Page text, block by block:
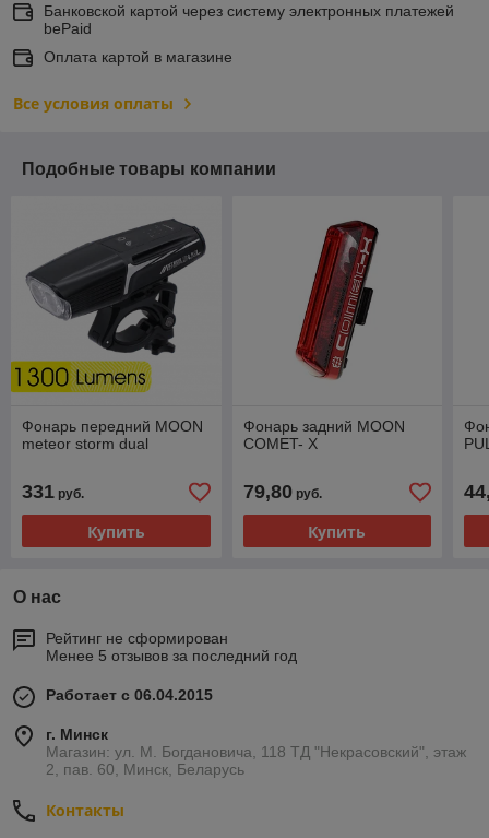
Банковской картой через систему электронных платежей
bePaid
Оплата картой в магазине
Все условия оплаты
Подобные товары компании
Фонарь передний MOON
meteor storm dual
331 руб.
Купить
Фонарь задний MOON
COMET- X
79,80руб.
Купить
О нас
Рейтинг не сформирован
Менее 5 отзывов за последний год
Работает с 06.04.2015
г. Минск
Магазин: ул. М. Богдановича, 118 ТД "Некрасовский", этаж
2, пав. 60, Минск, Беларусь
Контакты